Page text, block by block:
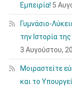
Εμπειρία! 5
Γυμνάσιο-
την Ιστορία
3 Αυγούστου,
Μοιραστείτε
και το